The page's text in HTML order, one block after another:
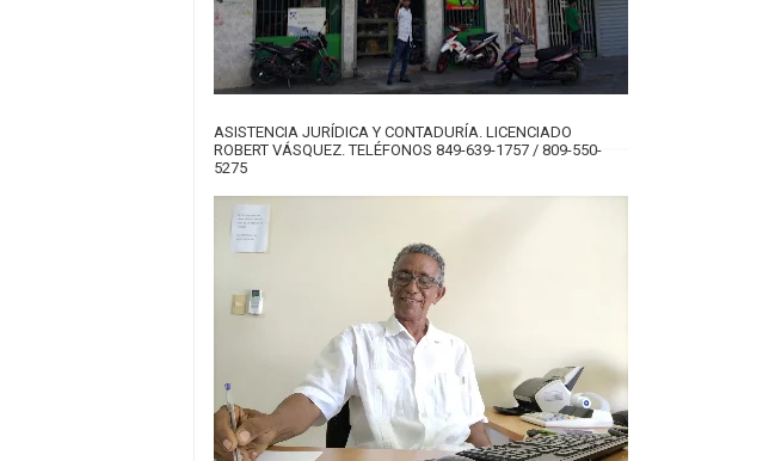
ASISTENCIA JURÍDICA Y CONTADURÍA. LICENCIADO
ROBERT VÁSQUEZ. TELÉFONOS 849-639-1757 / 809-550-
5275